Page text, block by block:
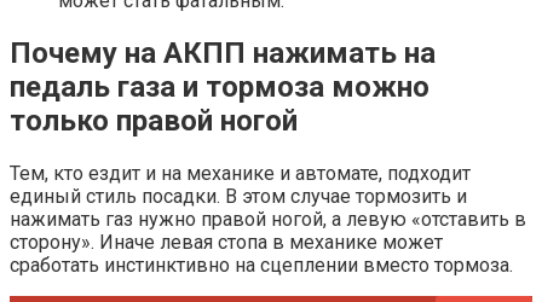
Почему на АКПП нажимать на
педаль газа и тормоза можно
только правой ногой
Тем, кто ездит и на механике и автомате, подходит
единый стиль посадки. В этом случае тормозить и
нажимать газ нужно правой ногой, а левую «отставить в
сторону». Иначе левая стопа в механике может
сработать инстинктивно на сцеплении вместо тормоза.